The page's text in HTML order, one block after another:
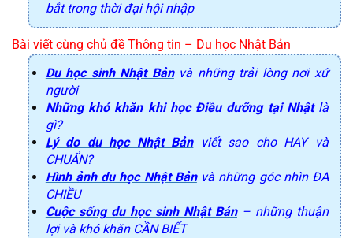
bắt trong thời đại hội nhập
Bài viết cùng chủ đề Thông tin – Du học Nhật Bản
Du học sinh Nhật Bảnvà những trải lòng nơi xứ
người
Những khó khăn khi học Điều dưỡng tại Nhật là
gì?
Lý do du học Nhật Bảnviết sao cho HAY và
CHUẨN?
Hình ảnh du học Nhật Bảnvà những góc nhìn ĐA
CHIỀU
Cuộc sống du học sinh Nhật Bản– những thuận
lợi và khó khăn CẦN BIẾT